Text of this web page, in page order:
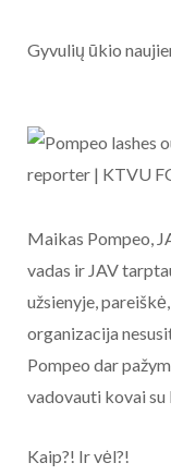
Gyvulių ūkio
Maikas Pompeo,
vadas ir JAV
užsienyje,
organizacija
Pompeo dar
vadovauti kovai su
Kaip?! Ir vėl?!